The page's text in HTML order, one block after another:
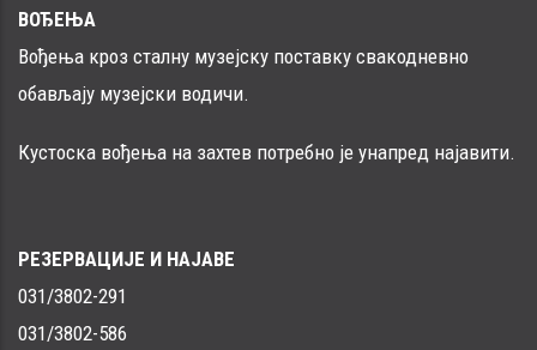
ВОЂЕЊА
Вођења кроз сталну музејску поставку свакодневно
обављају музејски водичи.
Кустоска вођења на захтев потребно је унапред најавити.
РЕЗЕРВАЦИЈЕ И НАЈАВЕ
031/3802-291
031/3802-586